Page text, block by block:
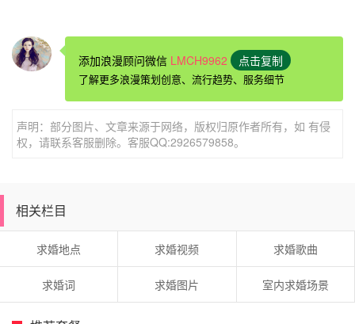
珠海情侣玩耍的地方珠海唐家共乐园
年（1910年），原是唐绍仪的私人花园，名玲珑山馆，位
榭相招，林荫蔽日，风景幽美，是一个富有园林特色的情趣
的旅游胜地。
添加浪漫顾问微信 LMCH9962 点击复制
了解更多浪漫策划创意、流行趋势、服务细节
声明：部分图片、文章来源于网络，版权归原作者所有，如 有侵
权，请联系客服删除。客服QQ:2926579858。
相关栏目
求婚地点 求婚视频 求婚歌曲
求婚词 求婚图片 室内求婚场景